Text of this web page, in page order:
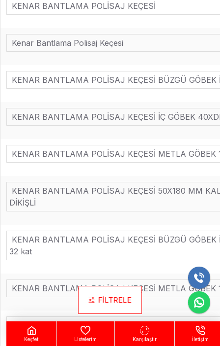
KENAR BANTLAMA POLİSAJ KEÇESİ
Kenar Bantlama Polisaj Keçesi
KENAR BANTLAMA POLİSAJ KEÇESİ BÜZGÜ GÖBEK
KENAR BANTLAMA POLİSAJ KEÇESİ İÇ GÖBEK
KENAR BANTLAMA POLİSAJ KEÇESİ METLA GÖBEK
KENAR BANTLAMA POLİSAJ KEÇESİ 50X180 MM
DİKİŞLİ
KENAR BANTLAMA POLİSAJ KEÇESİ BÜZGÜ GÖBEK
32 kat
KENAR BANTLAMA POLİSAJ KEÇESİ METLA GÖBEK
KENAR POLİSAJ KEÇESİ İÇ ÇAP 24XDIŞ ÇAP 160 -
Keşfet Listelerim Karşılaştır İletişim
FILTRELE